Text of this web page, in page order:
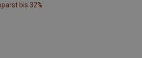
bis 32%